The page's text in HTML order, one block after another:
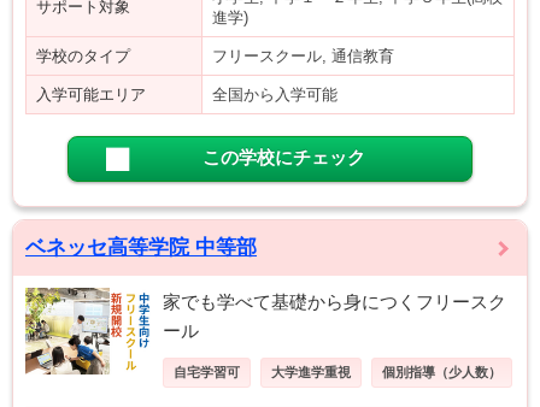
サポート対象
進学)
学校のタイプ フリースクール, 通信教育
入学可能エリア 全国から入学可能
この学校にチェック
ベネッセ高等学院 中等部
家でも学べて基礎から身につくフリースク
ール
自宅学習可 大学進学重視 個別指導（少人数）